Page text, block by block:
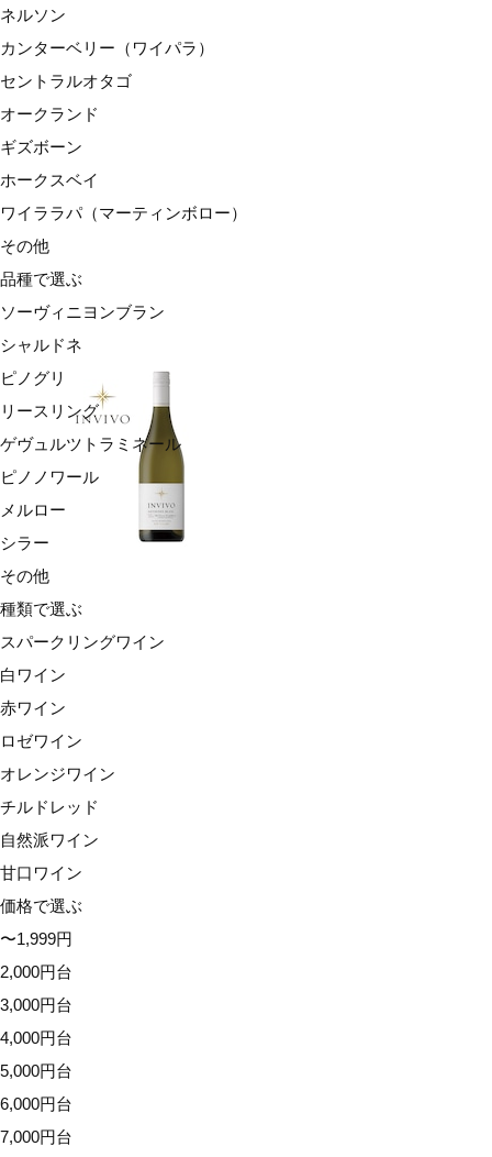
ネルソン
カンターベリー（ワイパラ）
セントラルオタゴ
オークランド
ギズボーン
ホークスベイ
ワイララパ（マーティンボロー）
その他
品種で選ぶ
ソーヴィニヨンブラン
シャルドネ
ピノグリ
リースリング
ゲヴュルツトラミネール
ピノノワール
メルロー
シラー
その他
種類で選ぶ
スパークリングワイン
白ワイン
赤ワイン
ロゼワイン
オレンジワイン
チルドレッド
自然派ワイン
甘口ワイン
価格で選ぶ
〜1,999円
2,000円台
3,000円台
4,000円台
5,000円台
6,000円台
7,000円台